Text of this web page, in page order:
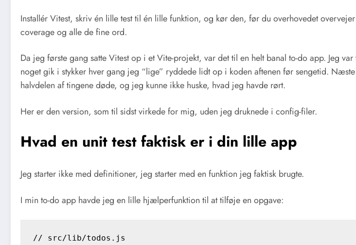
Installér Vitest, skriv én lille test til én lille funktion, og kør den, før du overhovedet
coverage og alle de fine ord.
Da jeg første gang satte Vitest op i et Vite-projekt, var det til en helt banal to-do app. Jeg
noget gik i stykker hver gang jeg “lige” ryddede lidt op i koden aftenen før sengetid.
halvdelen af tingene døde, og jeg kunne ikke huske, hvad jeg havde rørt.
Her er den version, som til sidst virkede for mig, uden jeg druknede i config-filer.
Hvad en unit test faktisk er i din lille app
Jeg starter ikke med definitioner, jeg starter med en funktion jeg faktisk brugte.
I min to-do app havde jeg en lille hjælperfunktion til at tilføje en opgave:
// src/lib/todos.js